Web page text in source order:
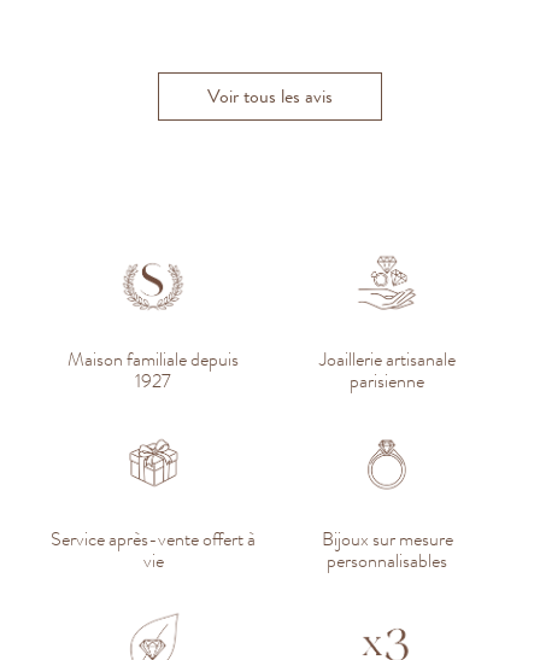
Voir tous les avis
Maison familiale depuis
1927
Joaillerie artisanale
parisienne
Service après-vente offert à
vie
Bijoux sur mesure
personnalisables